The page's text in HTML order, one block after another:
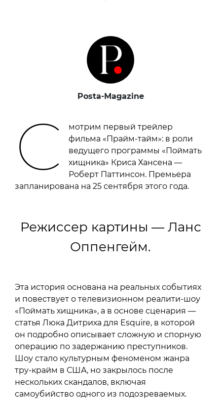
С
мотрим первый трейлер
хищника» Криса Хансена —
Роберт Паттинсон. Премьера
запланирована на 25 сентября этого года.
Режиссер картины — Ланс
Оппенгейм.